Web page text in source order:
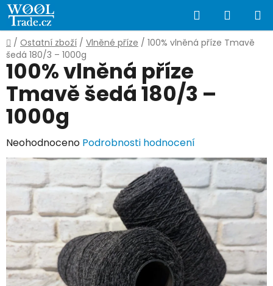
Přejít
na
obsah
Hledat
KOŠÍK
Domů
/ Ostatní zboží / Vlněné příze / 100% vlněná příze Tmavě
šedá 180/3 – 1000g
100% vlněná příze
Tmavě šedá 180/3 –
1000g
Průměrné
hodnocení
produktu
0,0
z
5
hvězdiček.
Neohodnoceno Podrobnosti hodnocení